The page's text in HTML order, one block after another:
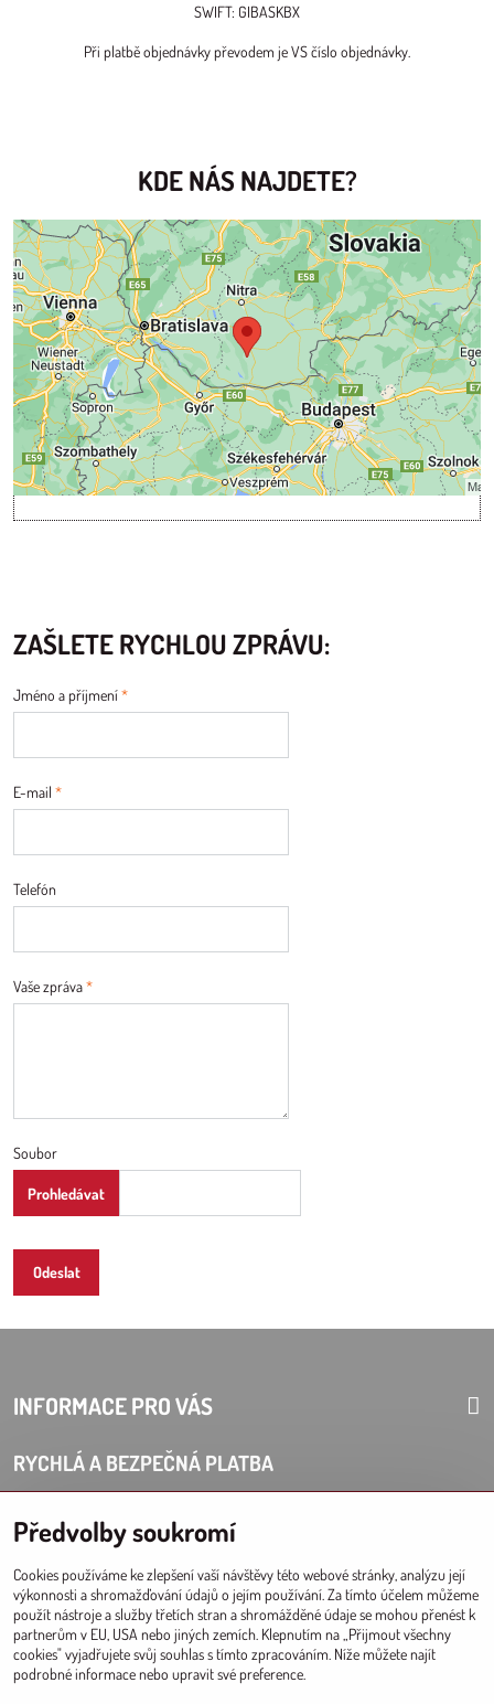
SWIFT: GIBASKBX
Při platbě objednávky převodem je VS číslo objednávky.
KDE NÁS NAJDETE?
Externí obsah je blokován Volbami soukromí
Přejete si načíst externí obsah?
Povolit tentokrát
Povolit a zapamatovat - souhlas s druhem cookie: Funkční
Otevřít obsah v novém okně
ZAŠLETE RYCHLOU ZPRÁVU:
Jméno a příjmení*
E-mail *
Telefón
Vaše zpráva*
Soubor
Odeslat
INFORMACE PRO VÁS
RYCHLÁ A BEZPEČNÁ PLATBA
Copyright 2024 Apothea. Všechna práva vyhrazena.
Předvolby soukromí
Cookies používáme ke zlepšení vaší návštěvy této webové stránky, analýzu její
výkonnosti a shromažďování údajů o jejím používání. Za tímto účelem můžeme
použít nástroje a služby třetích stran a shromážděné údaje se mohou přenést k
partnerům v EU, USA nebo jiných zemích. Klepnutím na „Přijmout všechny
cookies" vyjadřujete svůj souhlas s tímto zpracováním. Níže můžete najít
podrobné informace nebo upravit své preference.